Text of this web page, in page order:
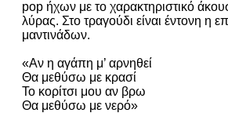
pop ήχων με το χαρακτηριστικό
λύρας. Στο τραγούδι είναι έντονη η
μαντινάδων.
«Αν η αγάπη μ’ αρνηθεί
Θα μεθύσω με κρασί
Το κορίτσι μου αν βρω
Θα μεθύσω με νερό»